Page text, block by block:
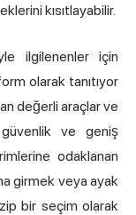
kısıtlayabilir.
ilgilenenler için
olarak tanıtıyor
değerli araçlar ve
güvenlik ve geniş
odaklanan
girmek veya ayak
bir seçim olarak